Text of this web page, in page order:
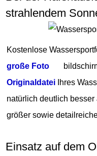
strahlendem
Kostenlose
große Foto
Originaldatei Ihres
natürlich deutlich
größer sowie
Einsatz auf dem